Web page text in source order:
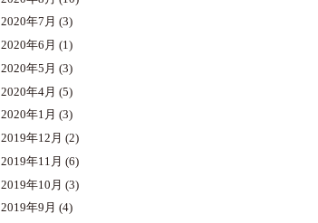
2020年7月 (3)
2020年6月 (1)
2020年5月 (3)
2020年4月 (5)
2020年1月 (3)
2019年12月 (2)
2019年11月 (6)
2019年10月 (3)
2019年9月 (4)